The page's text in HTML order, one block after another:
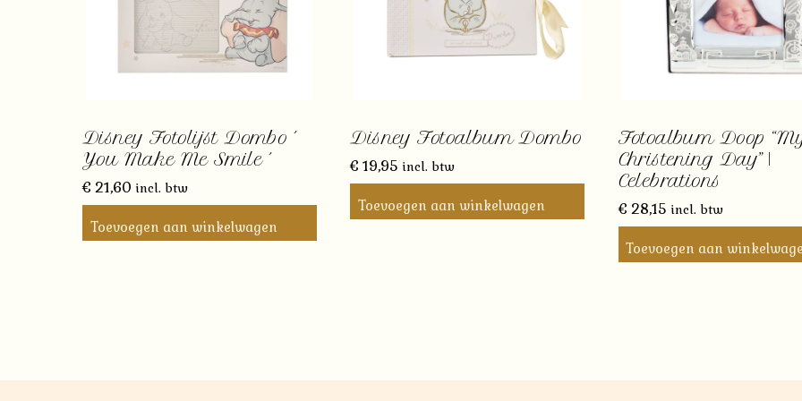
Disney Fotolijst Dombo ´
You Make Me Smile ´
€ 21,60 incl. btw
Toevoegen aan winkelwagen
Disney Fotoalbum Dombo
€ 19,95 incl. btw
Toevoegen aan winkelwagen
Fotoalbum Doop
Christening Day” |
Celebrations
€ 28,15 incl. btw
Toevoegen aan